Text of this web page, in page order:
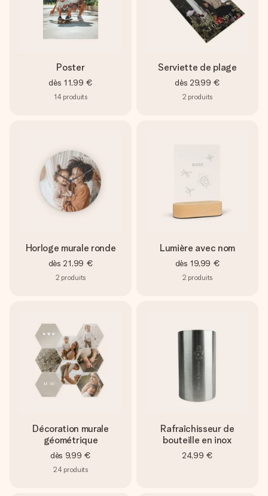
Poster
dès 11,99 €
14 produits
Serviette de plage
dès 29,99 €
2 produits
Horloge murale ronde
dès 21,99 €
2 produits
Lumière avec nom
dès 19,99 €
2 produits
Décoration murale
géométrique
dès 9,99 €
24 produits
Rafraîchisseur de
bouteille en inox
24,99 €